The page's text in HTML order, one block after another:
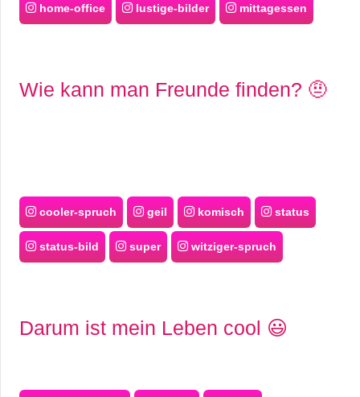
home-office lustige-bilder mittagessen
Wie kann man Freunde finden? 🤨
cooler-spruch geil komisch status
status-bild super witziger-spruch
Darum ist mein Leben cool 😃